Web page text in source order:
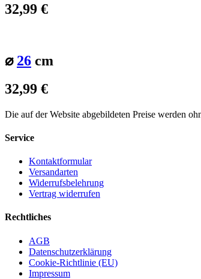
32,99 €
⌀ 26 cm
32,99 €
Die auf der Website abgebildeten Preise werden
Service
Kontaktformular
Versandarten
Widerrufsbelehrung
Vertrag widerrufen
Rechtliches
AGB
Datenschutzerklärung
Cookie-Richtlinie (EU)
Impressum